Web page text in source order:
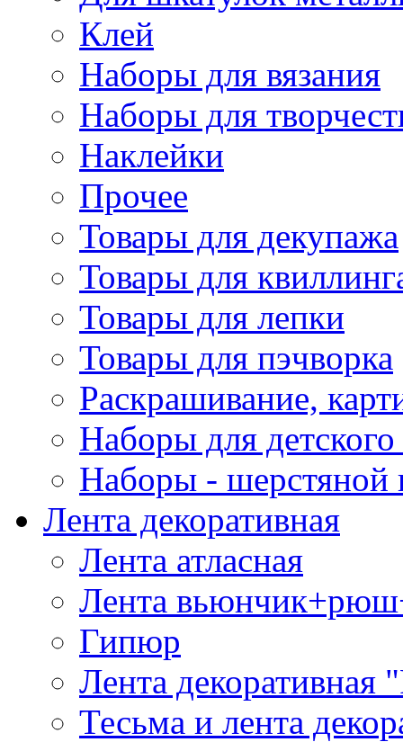
Клей
Наборы для вязания
Наборы для
Наклейки
Прочее
Товары для декупажа
Товары для
Товары для лепки
Товары для пэчворка
Раскрашивание,
Наборы для
Наборы - шерстяной
Лента декоративная
Лента атласная
Лента
Гипюр
Лента декоративная
Тесьма и лента